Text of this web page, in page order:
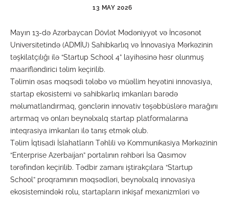
ADMIU Sİ
eMağaza
13 MAY 2026
Mayın 13-də Azərbaycan Dövlət Mədəniyyət və İncəsənət
Universitetində (ADMİU) Sahibkarlıq və İnnovasiya Mərkəzinin
təşkilatçılığı ilə “Startup School 4” layihəsinə həsr olunmuş
maarifləndirici təlim keçirilib.
Təlimin əsas məqsədi tələbə və müəllim heyətini innovasiya,
startap ekosistemi və sahibkarlıq imkanları barədə
məlumatlandırmaq, gənclərin innovativ təşəbbüslərə marağını
artırmaq və onları beynəlxalq startap platformalarına
inteqrasiya imkanları ilə tanış etmək olub.
Təlim İqtisadi İslahatların Təhlili və Kommunikasiya Mərkəzinin
“Enterprise Azerbaijan” portalının rəhbəri İsa Qasımov
tərəfindən keçirilib. Tədbir zamanı iştirakçılara “Startup
School” proqramının məqsədləri, beynəlxalq innovasiya
ekosistemindəki rolu, startapların inkişaf mexanizmləri və